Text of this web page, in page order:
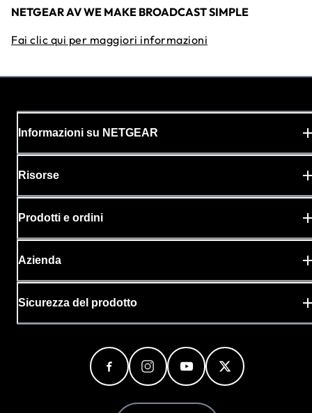
NETGEAR AV WE MAKE BROADCAST SIMPLE
Fai clic qui per maggiori informazioni
Informazioni su NETGEAR
Risorse
Prodotti e ordini
Azienda
Sicurezza del prodotto